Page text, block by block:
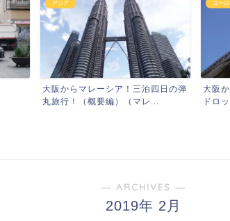
アジア
大阪からマレーシア！三泊四日の弾
丸旅行！（概要編）（マレ...
ヨー
大阪
ドロ
― ARCHIVES ―
2019年 2月